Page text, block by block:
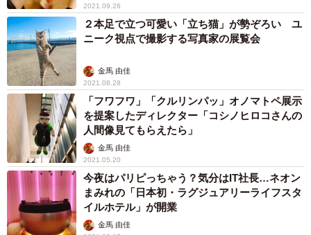
2021.09.26
２本足で立つ可愛い「立ち猫」が勢ぞろい ユ
ニーク視点で撮影する写真家の展覧会
金馬 由佳
2021.08.28
「フワフワ」「クルリンパッ」オノマトペ展示
を提案したディレクター「コシノヒロコさんの
人間像見てもらえたら」
金馬 由佳
2021.05.20
今夜はパリピっちゃう？気分はIT社長…ネオン
まみれの「日本初・ラグジュアリーライフスタ
イルホテル」が開業
金馬 由佳